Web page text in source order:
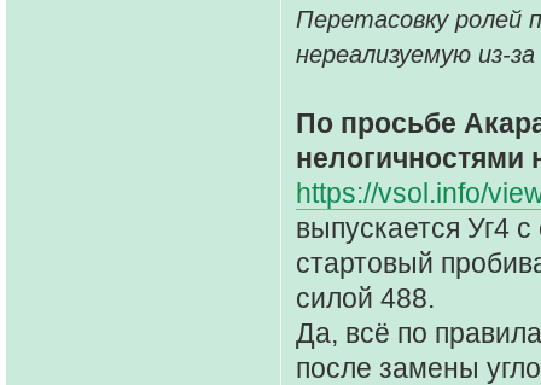
Перетасовку ролей
нереализуемую из-
По просьбе
https://vsol.info/
выпускается Уг4
стартовый
силой 488.
Да, всё по
после замены